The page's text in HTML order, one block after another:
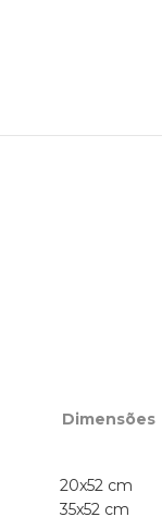
Dimensões
20x52 cm